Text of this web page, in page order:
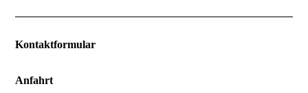
Kontaktformular
Anfahrt